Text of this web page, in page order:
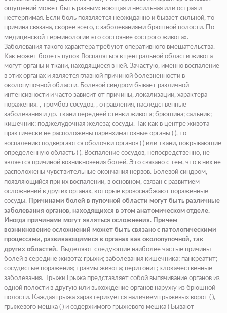
ощущений может быть разным: ноющая и несильная или острая и
нестерпимая. Если боль появляется неожиданно и бывает сильной, то
причина связана, скорее всего, с заболеваниями брюшной полости. По
медицинской терминологии это состояние «острого живота».
Заболевания такого характера требуют оперативного вмешательства.
Как может болеть пупок Воспаляться в центральной области живота
могут органы и ткани, находящиеся в ней. Зачастую, именно воспаление
в этих органах и является главной причиной болезненности в
околопупочной области. Болевой синдром бывает различной
интенсивности и часто зависит от причины, локализации, характера
поражения. , тромбоз сосудов, , отравления, наследственные
заболевания и др. ткани передней стенки живота; брюшина; сальник;
кишечник; поджелудочная железа; сосуды. Так как в центре живота
практически не расположены паренхиматозные органы ( ), то
воспалению подвергаются оболочки органов ( ) или ткани, покрывающие
определенную область ( ). Воспаление сосудов, непосредственно, не
является причиной возникновения болей. Это связано с тем, что в них не
расположены чувствительные окончания нервов. Болевой синдром,
появляющийся при их воспалении, в основном, связан с развитием
осложнений в других органах, которые кровоснабжают пораженные
сосуды. Причинами болей в пупочной области могут быть различные
заболевания органов, находящихся в этом анатомическом отделе.
Иногда причинами могут являться осложнения. Причем
возникновение осложнений может быть связано с патологическими
процессами, развивающимися в органах как околопупочной, так
других областей. Выделяют следующие наиболее частые причины
болей в середине живота: грыжи; заболевания кишечника; панкреатит;
сосудистые поражения; травмы живота; перитонит; злокачественные
заболевания. Грыжи Грыжа представляет собой выпячивание органов из
одной полости в другую или выхождение органов наружу из брюшной
полости. Каждая грыжа характеризуется наличием грыжевых ворот ( ),
грыжевого мешка ( ) и содержимого грыжевого мешка ( Бывают